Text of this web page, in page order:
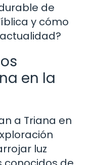
de
y cómo
en la
a Triana en
luz